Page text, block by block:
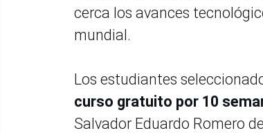
cerca los avances
mundial.
Los estudiantes
curso gratuito por 10
Salvador Eduardo Romero